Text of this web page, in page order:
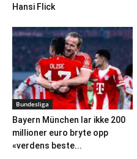
Hansi Flick
Bundesliga
Bayern München lar ikke 200
millioner euro bryte opp
«verdens beste...